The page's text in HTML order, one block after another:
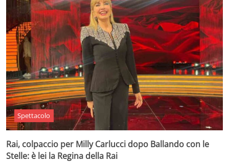
Spettacolo
Rai, colpaccio per Milly Carlucci dopo Ballando con le
Stelle: è lei la Regina della Rai